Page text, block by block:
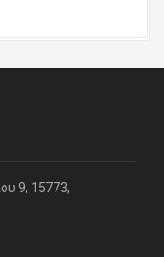
9, 15773,